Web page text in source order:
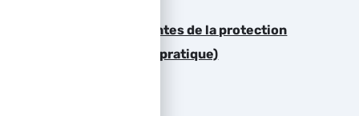
Connaître les composantes de la protection
individuelle (théorie et pratique)